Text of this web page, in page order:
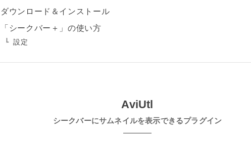
ダウンロード＆インストール
「シークバー＋」の使い方
設定
AviUtl
シークバーにサムネイルを表示できるプラグイン